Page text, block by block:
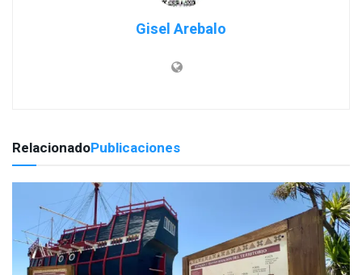
Gisel Arebalo
RelacionadoPublicaciones